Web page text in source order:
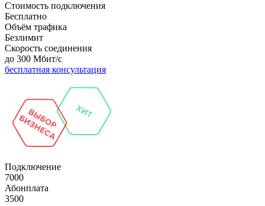
Стоимость подключения
Бесплатно
Объём трафика
Безлимит
Скорость соединения
до 300 Мбит/с
бесплатная консультация
Подключение
7000
Абонплата
3500